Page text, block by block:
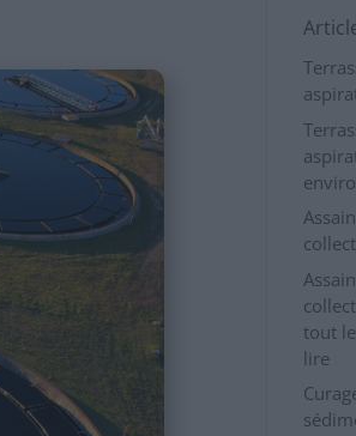
tout
lire